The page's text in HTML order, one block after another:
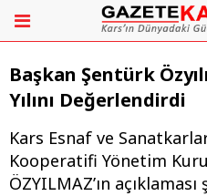
Başkan Şentürk
Yılını Değerlendirdi
Kars Esnaf ve
Kooperatifi Yönetim
ÖZYILMAZ’ın açıklaması